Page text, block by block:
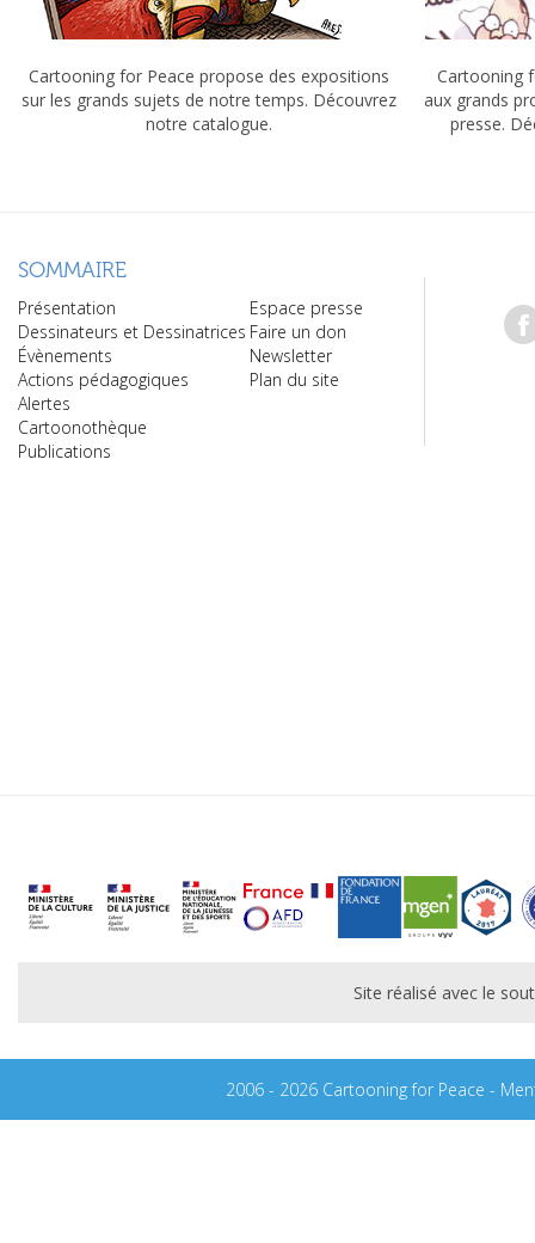
Cartooning for Peace propose des expositions
sur les grands sujets de notre temps. Découvrez
notre catalogue.
Cartooning
aux grands
presse.
SOMMAIRE
Présentation
Dessinateurs et Dessinatrices
Évènements
Actions pédagogiques
Alertes
Cartoonothèque
Publications
Espace presse
Faire un don
Newsletter
Plan du site
Site réalisé avec le
2006 - 2026 Cartooning for Peace -